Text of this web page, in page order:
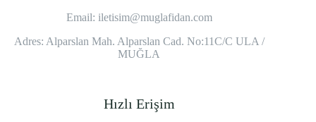
Email: iletisim@muglafidan.com
Adres: Alparslan Mah. Alparslan Cad. No:11C/C ULA /
MUĞLA
Hızlı Erişim